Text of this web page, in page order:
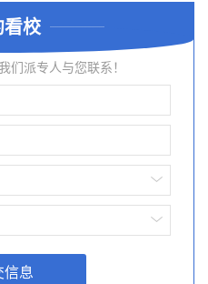
校
们派专人与您联系！
信息